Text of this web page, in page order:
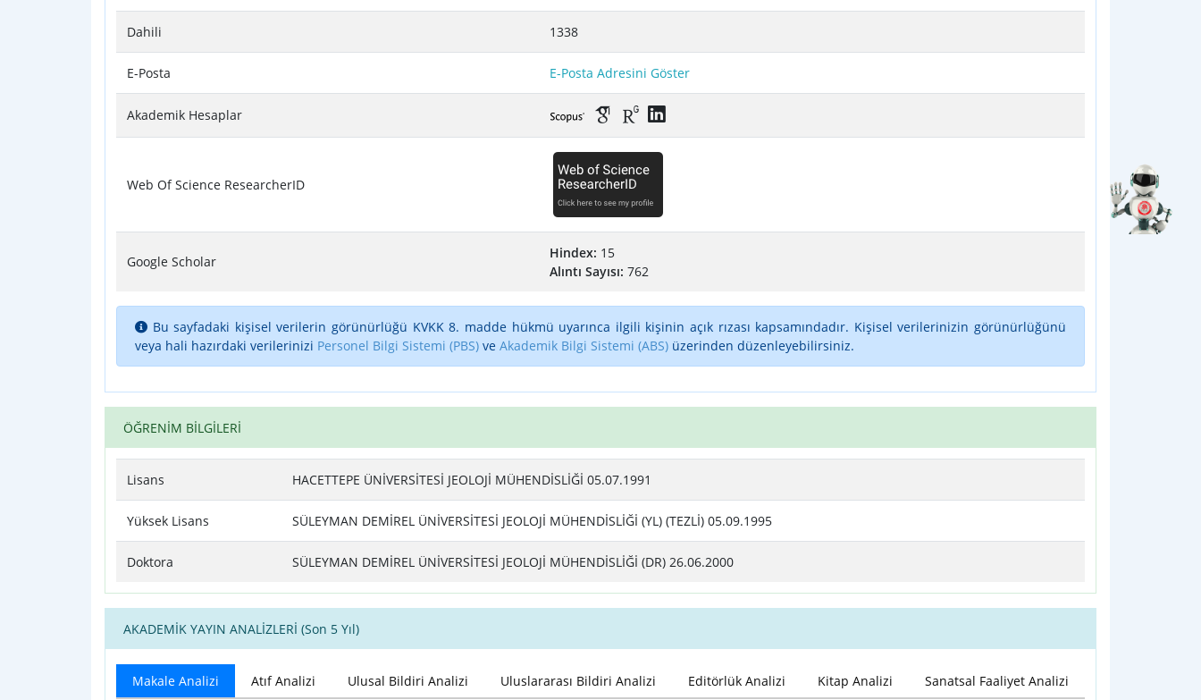
Dahili 1338
E-Posta E-Posta Adresini Göster
Akademik Hesaplar
Web Of Science ResearcherID
Google Scholar
Hindex: 15
Alıntı Sayısı: 762
Bu sayfadaki kişisel verilerin görünürlüğü KVKK 8. madde hükmü uyarınca ilgili kişinin açık rızası kapsamındadır. Kişisel verilerinizin görünürlüğünü
veya hali hazırdaki verilerinizi Personel Bilgi Sistemi (PBS) ve Akademik Bilgi Sistemi (ABS) üzerinden düzenleyebilirsiniz.
ÖĞRENİM BİLGİLERİ
Lisans HACETTEPE ÜNİVERSİTESİ JEOLOJİ MÜHENDİSLİĞİ 05.07.1991
Yüksek Lisans SÜLEYMAN DEMİREL ÜNİVERSİTESİ JEOLOJİ MÜHENDİSLİĞİ (YL) (TEZLİ) 05.09.1995
Doktora SÜLEYMAN DEMİREL ÜNİVERSİTESİ JEOLOJİ MÜHENDİSLİĞİ (DR) 26.06.2000
AKADEMİK YAYIN ANALİZLERİ (Son 5 Yıl)
Makale Analizi Atıf Analizi Ulusal Bildiri Analizi Uluslararası Bildiri Analizi Editörlük Analizi Kitap Analizi Sanatsal Faaliyet Analizi